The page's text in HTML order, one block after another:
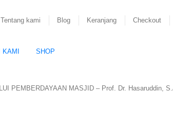
Tentang kami Blog Keranjang Checkout
SHOP
PEMBERDAYAAN MASJID – Prof. Dr. Hasaruddin,